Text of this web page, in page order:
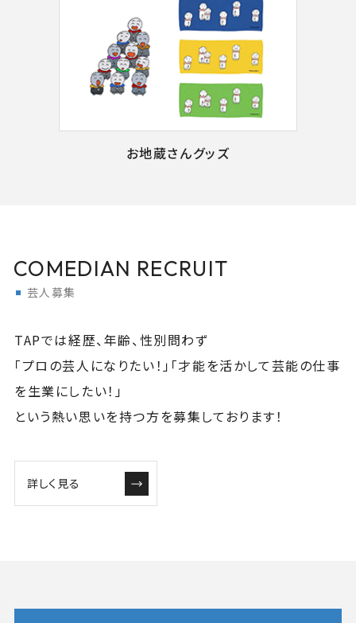
お地蔵さんグッズ
COMEDIAN RECRUIT
芸人募集
TAPでは経歴、年齢、性別問わず
「プロの芸人になりたい！」「才能を活かして芸能の仕事
を生業にしたい！」
という熱い思いを持つ方を募集しております！
詳しく見る